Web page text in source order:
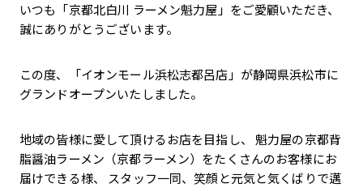
いつも「京都北白川 ラーメン魁力屋」をご愛顧いただき、
誠にありがとうございます。
この度、「イオンモール浜松志都呂店」が静岡県浜松市に
グランドオープンいたしました。
地域の皆様に愛して頂けるお店を目指し、 魁力屋の京都背
脂醤油ラーメン（京都ラーメン）をたくさんのお客様にお
届けできる様、 スタッフ一同、笑顔と元気と気くばりで邁